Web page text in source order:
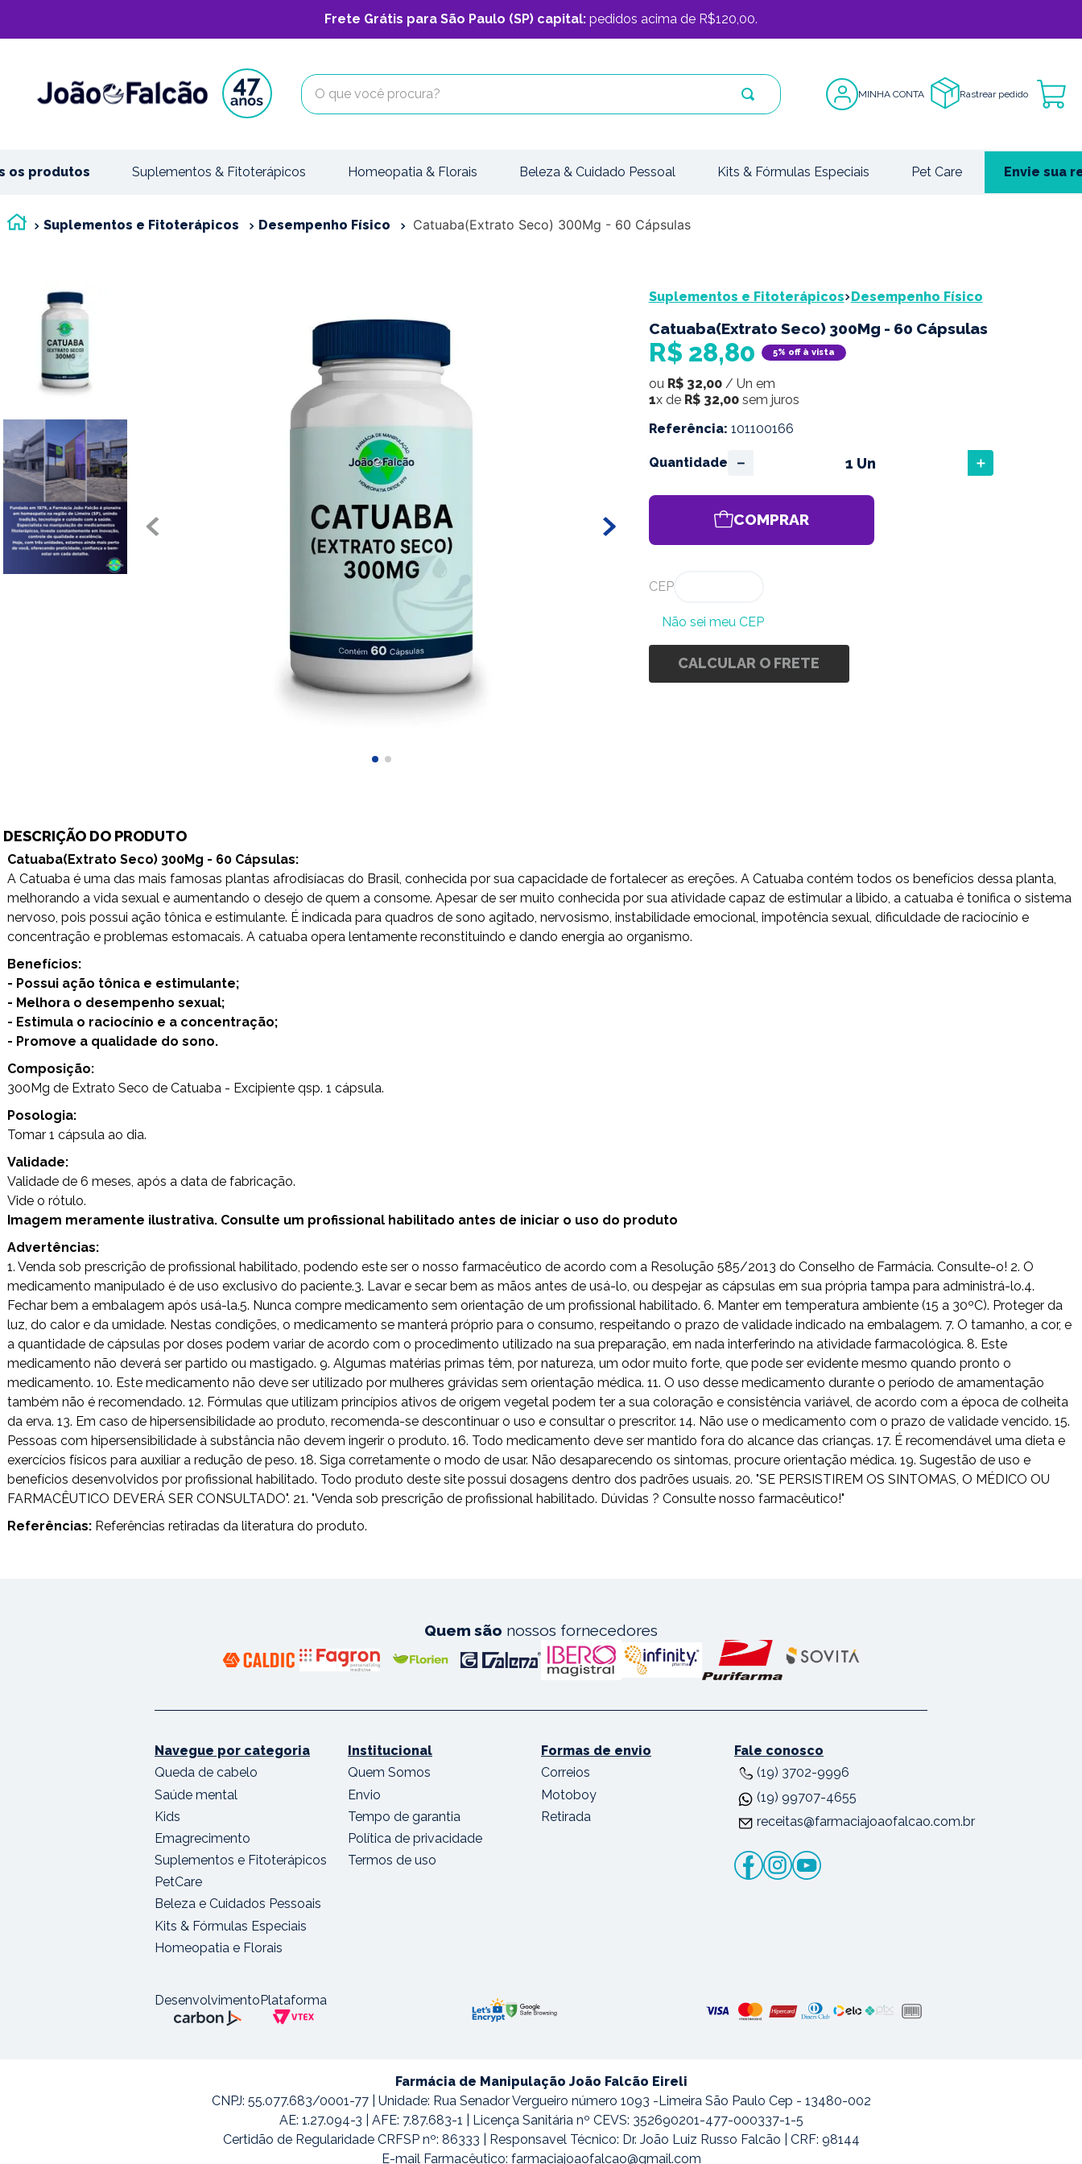
Frete Grátis para São Paulo (SP) capital: pedidos acima de R$120,00.
O que você procura?
MINHA CONTA Rastrear pedido
os produtos Suplementos & Fitoterápicos Homeopatia & Florais Beleza & Cuidado Pessoal Kits & Fórmulas Especiais Pet Care Envie sua
Suplementos e Fitoterápicos Desempenho Físico Catuaba(Extrato Seco) 300Mg - 60 Cápsulas
Suplementos e Fitoterápicos Desempenho Físico
Catuaba(Extrato Seco) 300Mg - 60 Cápsulas
R$ 28,80 5% off à vista
ou R$ 32,00/ Un em
1x de R$ 32,00sem juros
Referência: 101100166
Quantidade ＋
－
COMPRAR
CEP
Não sei meu CEP
CALCULAR O FRETE
DESCRIÇÃO DO PRODUTO
Catuaba(Extrato Seco) 300Mg - 60 Cápsulas:
A Catuaba é uma das mais famosas plantas afrodisíacas do Brasil, conhecida por sua capacidade de fortalecer as ereções. A Catuaba contém todos os benefícios dessa planta,
melhorando a vida sexual e aumentando o desejo de quem a consome. Apesar de ser muito conhecida por sua atividade capaz de estimular a libido, a catuaba é tonifica o sistema
nervoso, pois possui ação tônica e estimulante. É indicada para quadros de sono agitado, nervosismo, instabilidade emocional, impotência sexual, dificuldade de raciocínio e
concentração e problemas estomacais. A catuaba opera lentamente reconstituindo e dando energia ao organismo.
Benefícios:
- Possui ação tônica e estimulante;
- Melhora o desempenho sexual;
- Estimula o raciocínio e a concentração;
- Promove a qualidade do sono.
Composição:
300Mg de Extrato Seco de Catuaba - Excipiente qsp. 1 cápsula.
Posologia:
Tomar 1 cápsula ao dia.
Validade:
Validade de 6 meses, após a data de fabricação.
Vide o rótulo.
Imagem meramente ilustrativa. Consulte um profissional habilitado antes de iniciar o uso do produto
Advertências:
1. Venda sob prescrição de profissional habilitado, podendo este ser o nosso farmacêutico de acordo com a Resolução 585/2013 do Conselho de Farmácia. Consulte-o! 2. O
medicamento manipulado é de uso exclusivo do paciente.3. Lavar e secar bem as mãos antes de usá-lo, ou despejar as cápsulas em sua própria tampa para administrá-lo.4.
Fechar bem a embalagem após usá-la.5. Nunca compre medicamento sem orientação de um profissional habilitado. 6. Manter em temperatura ambiente (15 a 30ºC). Proteger da
luz, do calor e da umidade. Nestas condições, o medicamento se manterá próprio para o consumo, respeitando o prazo de validade indicado na embalagem. 7. O tamanho, a cor, e
a quantidade de cápsulas por doses podem variar de acordo com o procedimento utilizado na sua preparação, em nada interferindo na atividade farmacológica. 8. Este
medicamento não deverá ser partido ou mastigado. 9. Algumas matérias primas têm, por natureza, um odor muito forte, que pode ser evidente mesmo quando pronto o
medicamento. 10. Este medicamento não deve ser utilizado por mulheres grávidas sem orientação médica. 11. O uso desse medicamento durante o período de amamentação
também não é recomendado. 12. Fórmulas que utilizam princípios ativos de origem vegetal podem ter a sua coloração e consistência variável, de acordo com a época de colheita
da erva. 13. Em caso de hipersensibilidade ao produto, recomenda-se descontinuar o uso e consultar o prescritor. 14. Não use o medicamento com o prazo de validade vencido. 15.
Pessoas com hipersensibilidade à substância não devem ingerir o produto. 16. Todo medicamento deve ser mantido fora do alcance das crianças. 17. É recomendável uma dieta e
exercícios físicos para auxiliar a redução de peso. 18. Siga corretamente o modo de usar. Não desaparecendo os sintomas, procure orientação médica. 19. Sugestão de uso e
benefícios desenvolvidos por profissional habilitado. Todo produto deste site possui dosagens dentro dos padrões usuais. 20. "SE PERSISTIREM OS SINTOMAS, O MÉDICO OU
FARMACÊUTICO DEVERÁ SER CONSULTADO". 21. "Venda sob prescrição de profissional habilitado. Dúvidas ? Consulte nosso farmacêutico!"
Referências: Referências retiradas da literatura do produto.
Quem são nossos fornecedores
Navegue por categoria
Queda de cabelo
Saúde mental
Kids
Emagrecimento
Suplementos e Fitoterápicos
PetCare
Beleza e Cuidados Pessoais
Kits & Fórmulas Especiais
Homeopatia e Florais
Institucional
Quem Somos
Envio
Tempo de garantia
Política de privacidade
Termos de uso
Formas de envio
Correios
Motoboy
Retirada
Fale conosco
(19) 3702-9996
(19) 99707-4655
receitas@farmaciajoaofalcao.com.br
DesenvolvimentoPlataforma
Farmácia de Manipulação João Falcão Eireli
CNPJ: 55.077.683/0001-77 | Unidade: Rua Senador Vergueiro número 1093 -Limeira São Paulo Cep - 13480-002
AE: 1.27.094-3 | AFE: 7.87.683-1 | Licença Sanitária nº CEVS: 352690201-477-000337-1-5
Certidão de Regularidade CRFSP nº: 86333 | Responsavel Técnico: Dr. João Luiz Russo Falcão | CRF: 98144
E-mail Farmacêutico: farmaciajoaofalcao@gmail.com